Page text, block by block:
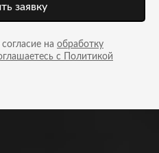
заявку
на обработку
с Политикой